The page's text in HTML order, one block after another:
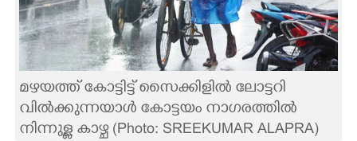
ASTRO
CARTOONS
LITERATURE
മഴയത്ത് കോട്ടിട്ട് സൈക്കിളിൽ ലോട്ടറി
വിൽക്കുന്നയാൾ കോട്ടയം നാഗരത്തിൽ
നിന്നുള്ള കാഴ്ച (Photo: SREEKUMAR ALAPRA)